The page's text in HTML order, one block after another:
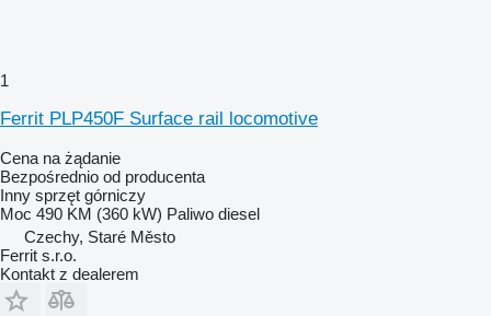
1
Ferrit PLP450F Surface rail locomotive
Cena na żądanie
Bezpośrednio od producenta
Inny sprzęt górniczy
Moc 490 KM (360 kW) Paliwo diesel
Czechy, Staré Město
Ferrit s.r.o.
Kontakt z dealerem